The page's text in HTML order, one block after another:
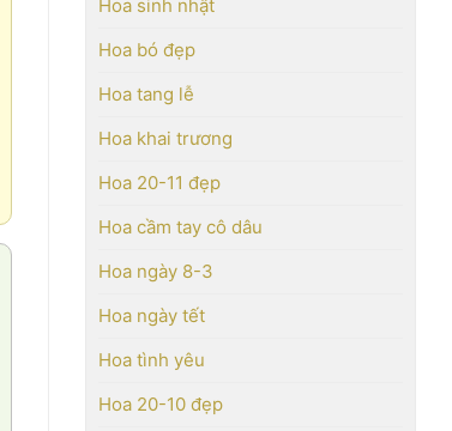
Hoa sinh nhật
Hoa bó đẹp
Hoa tang lễ
Hoa khai trương
Hoa 20-11 đẹp
Hoa cầm tay cô dâu
Hoa ngày 8-3
Hoa ngày tết
Hoa tình yêu
Hoa 20-10 đẹp